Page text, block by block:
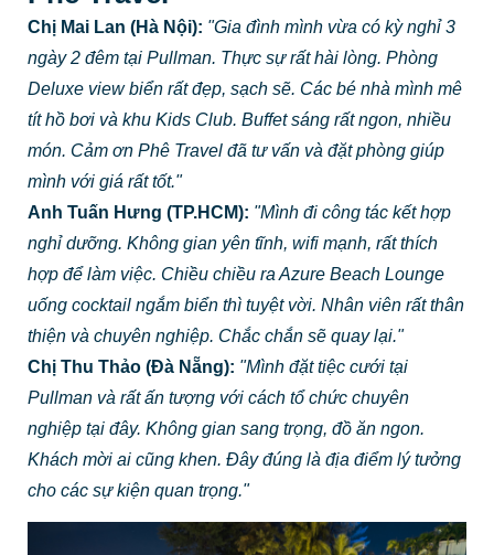
món. Cảm ơn Phê Travel đã tư vấn và đặt phòng giúp
mình với giá rất tốt."
Anh Tuấn Hưng (TP.HCM): "Mình đi công tác kết hợp
nghỉ dưỡng. Không gian yên tĩnh, wifi mạnh, rất thích
hợp để làm việc. Chiều chiều ra Azure Beach Lounge
uống cocktail ngắm biển thì tuyệt vời. Nhân viên rất thân
thiện và chuyên nghiệp. Chắc chắn sẽ quay lại."
Chị Thu Thảo (Đà Nẵng): "Mình đặt tiệc cưới tại
Pullman và rất ấn tượng với cách tổ chức chuyên
nghiệp tại đây. Không gian sang trọng, đồ ăn ngon.
Khách mời ai cũng khen. Đây đúng là địa điểm lý tưởng
cho các sự kiện quan trọng."